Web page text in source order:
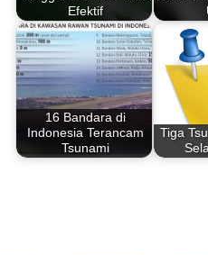
Efektif
16 Bandara di
Indonesia Terancam
Tsunami
Tiga